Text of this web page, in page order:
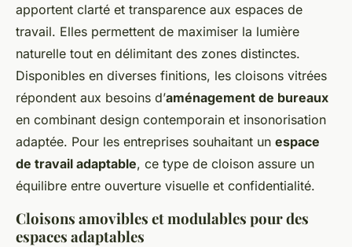
apportent clarté et transparence aux espaces de
travail. Elles permettent de maximiser la lumière
naturelle tout en délimitant des zones distinctes.
Disponibles en diverses finitions, les cloisons vitrées
répondent aux besoins d’aménagement de bureaux
en combinant design contemporain et insonorisation
adaptée. Pour les entreprises souhaitant un espace
de travail adaptable, ce type de cloison assure un
équilibre entre ouverture visuelle et confidentialité.
Cloisons amovibles et modulables pour des
espaces adaptables